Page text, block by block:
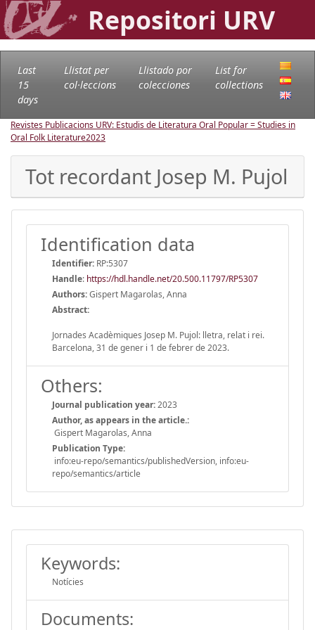
Repositori URV
Last
15
days
Llistat per
col·leccions
Llistado por
colecciones
List for
collections
Revistes Publicacions URV: Estudis de Literatura Oral Popular = Studies in
Oral Folk Literature2023
Tot recordant Josep M. Pujol
Identification data
Identifier: RP:5307
Handle: https://hdl.handle.net/20.500.11797/RP5307
Authors:Gispert Magarolas, Anna
Abstract:
Jornades Acadèmiques Josep M. Pujol: lletra, relat i rei.
Barcelona, 31 de gener i 1 de febrer de 2023.
Others:
Journal publication year:2023
Author, as appears in the article.:
Gispert Magarolas, Anna
Publication Type:
info:eu-repo/semantics/publishedVersion, info:eu-
repo/semantics/article
Keywords:
Notícies
Documents: